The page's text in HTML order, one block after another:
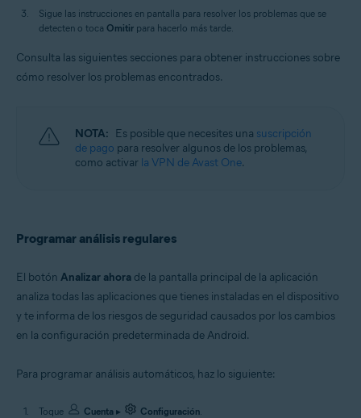
Sigue las instrucciones en pantalla para resolver los problemas que se
detecten o toca Omitir para hacerlo más tarde.
Consulta las siguientes secciones para obtener instrucciones sobre
cómo resolver los problemas encontrados.
NOTA: Es posible que necesites una suscripción
de pago para resolver algunos de los problemas,
como activar la VPN de Avast One.
Programar análisis regulares
El botón Analizar ahora de la pantalla principal de la aplicación
analiza todas las aplicaciones que tienes instaladas en el dispositivo
y te informa de los riesgos de seguridad causados por los cambios
en la configuración predeterminada de Android.
Para programar análisis automáticos, haz lo siguiente:
Toque Cuenta ▸ Configuración.